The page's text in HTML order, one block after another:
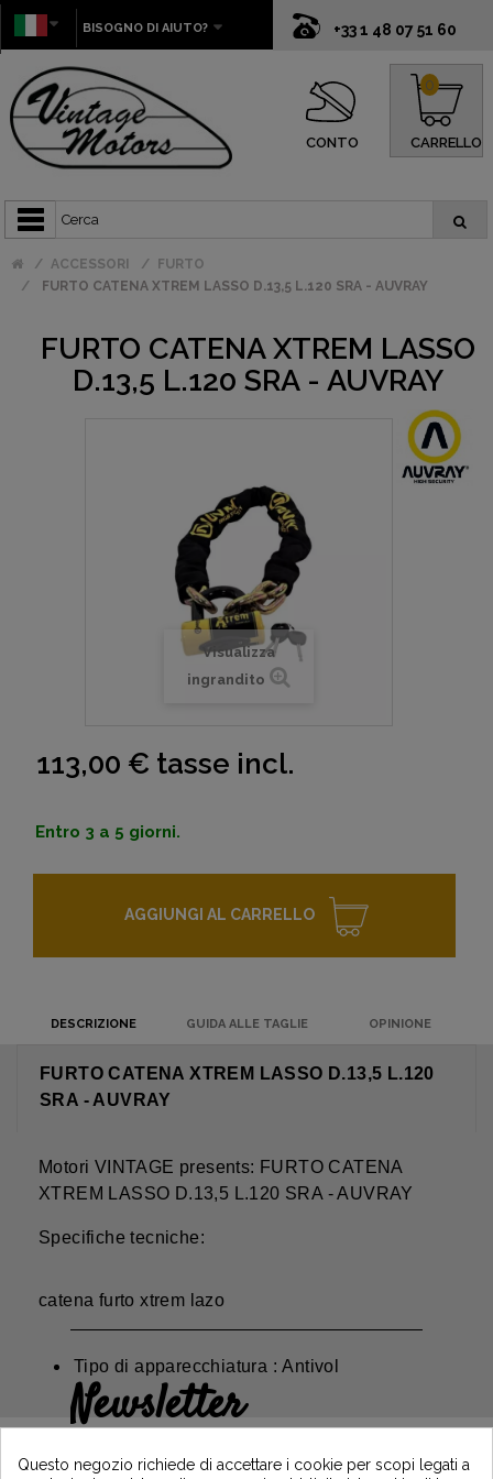
+33 1 48 07 51 60
BISOGNO DI AIUTO?
CONTO CARRELLO
0
ACCESSORI
FURTO
FURTO CATENA XTREM LASSO D.13,5 L.120 SRA - AUVRAY
FURTO CATENA XTREM LASSO
D.13,5 L.120 SRA - AUVRAY
Visualizza
ingrandito
113,00 € tasse incl.
Entro 3 a 5 giorni.
AGGIUNGI AL CARRELLO
DESCRIZIONE GUIDA ALLE TAGLIE OPINIONE
FURTO CATENA XTREM LASSO D.13,5 L.120
SRA - AUVRAY
Motori VINTAGE presents: FURTO CATENA
XTREM LASSO D.13,5 L.120 SRA - AUVRAY
Specifiche tecniche:
catena furto xtrem lazo
Tipo di apparecchiatura : Antivol
Newsletter
iscrivendoti e resta informato sulle ultime
Questo negozio richiede di accettare i cookie per scopi legati a